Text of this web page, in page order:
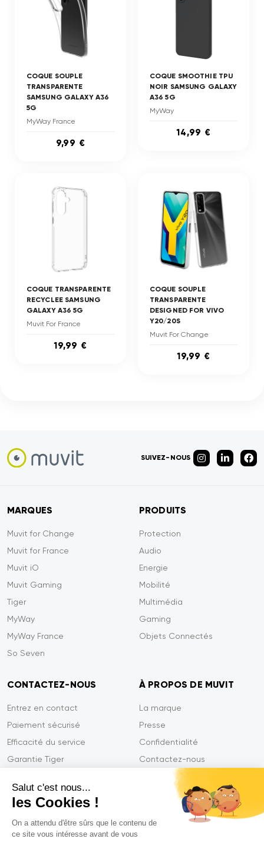
Salut c'est nous...
les Cookies !
On a attendu d'être sûrs que le contenu de
ce site vous intéresse avant de vous
COQUE SOUPLE
TRANSPARENTE
SAMSUNG GALAXY A36
5G
MyWay France
9,99 €
COQUE SMOOTHIE TPU
NOIR SAMSUNG GALAXY
A36 5G
MyWay
14,99 €
COQUE TRANSPARENTE
RECYCLEE SAMSUNG
GALAXY A36 5G
Muvit For France
19,99 €
COQUE SOUPLE
TRANSPARENTE
DESIGNED FOR VIVO
Y20/20S
Muvit For Change
19,99 €
SUIVEZ-NOUS
MARQUES
Muvit for Change
Muvit for France
Muvit iO
Muvit Gaming
Tiger
MyWay
MyWay France
So Seven
PRODUITS
Protection
Audio
Energie
Mobilité
Multimédia
Gaming
Objets Connectés
CONTACTEZ-NOUS
Entrez en contact
Paiement sécurisé
Efficacité du service
Garantie Tiger
À PROPOS DE MUVIT
La marque
Presse
Confidentialité
Contactez-nous
Mentions légales